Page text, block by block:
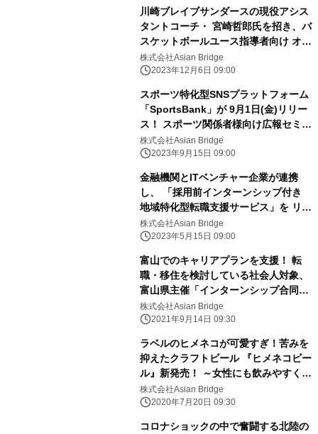
川崎ブレイブサンダースの現役アシス
タントコーチ・ 宮崎哲郎氏を招き、バ
スケットボールユース指導者向け オン
ラインセミナーを12月26日(火)に開
催！
株式会社Asian Bridge
2023年12月6日 09:00
スポーツ特化型SNSプラットフォーム
「SportsBank」が 9月1日(金)リリー
ス！ スポーツ関係者様向け広報セミナ
ーを 9月25日(月)にオンラインで初開
催
株式会社Asian Bridge
2023年9月15日 09:00
金融機関とITベンチャー企業が連携
し、 「採用前インターンシップ付き
地域特化型転職支援サービス」を リリ
ース。第一弾求人として地元スポーツ
チームの 経営陣求人情報を掲載！
株式会社Asian Bridge
2023年5月15日 09:00
富山でのキャリアプランを支援！ 転
職・移住を検討している社会人対象、
富山県主催「インターンシップ合同説
明会」 オンラインにて9/26開催
株式会社Asian Bridge
2021年9月14日 09:30
ラベルのヒメネコが可愛すぎ！苦みを
抑えたクラフトビール 『ヒメネコビー
ル』新発売！ ～女性にも飲みやすく爽
やかでフルーティー～
株式会社Asian Bridge
2020年7月20日 09:30
コロナショックの中で奮闘する北陸の